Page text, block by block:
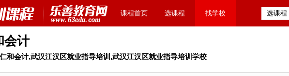
课程首页 选课程 找学校 选课程
会计
和会计,武汉江汉区就业指导培训,武汉江汉区就业指导培训学校